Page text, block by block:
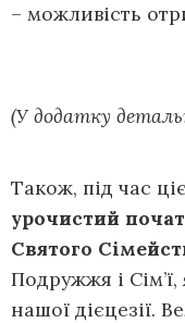
– можливість
(У додатку
Також, під час
урочистий
Святого
Подружжя і
нашої дієцезії.